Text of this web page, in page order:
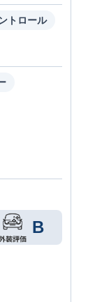
トロール
B